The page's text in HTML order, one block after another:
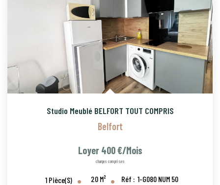
Studio Meublé BELFORT TOUT COMPRIS
Belfort
Loyer 400 €/mois
charges comprises
1 Pièce(s) 20 M² Réf : 1-G080 NUM 50